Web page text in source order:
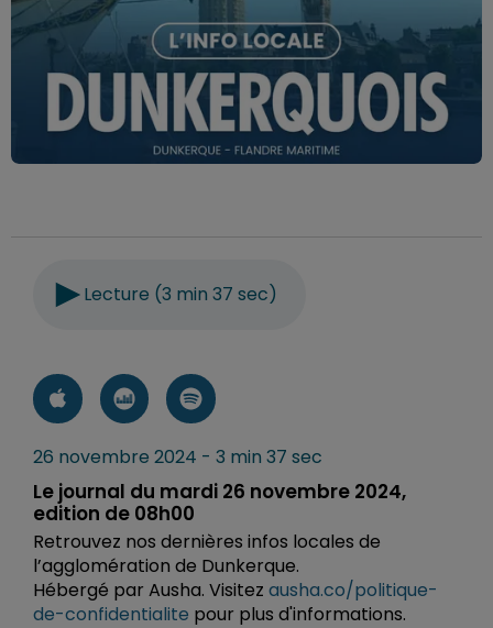
Lecture (3 min 37 sec)
26 novembre 2024 - 3 min 37 sec
Le journal du mardi 26 novembre 2024,
edition de 08h00
Retrouvez nos dernières infos locales de
l’agglomération de Dunkerque.
Hébergé par Ausha. Visitez ausha.co/politique-
de-confidentialite pour plus d'informations.